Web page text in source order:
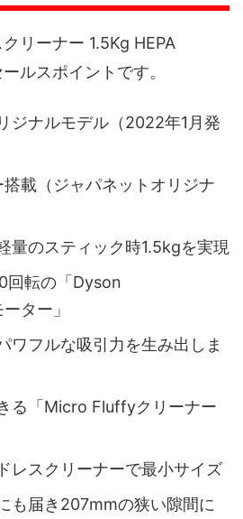
リーナー 1.5Kg HEPA
ルスポイントです。
ジナルモデル（2022年1月発
搭載（ジャパネットオリジナ
量のスティック時1.5kgを実現
回転の「Dyson
ター」
ワフルな吸引力を生み出しま
る「Micro Fluffyクリーナー
レスクリーナーで最小サイズ
も届き207mmの狭い隙間に